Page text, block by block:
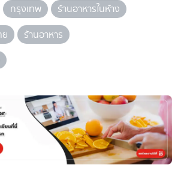
กรุงเทพ
ร้านอาหารในห้าง
ย
ร้านอาหาร